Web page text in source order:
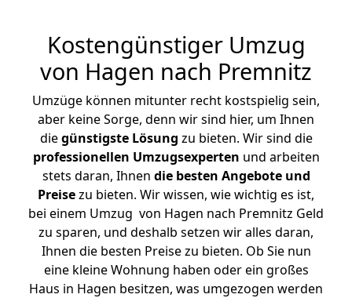
Kostengünstiger Umzug
von Hagen nach Premnitz
Umzüge können mitunter recht kostspielig sein,
aber keine Sorge, denn wir sind hier, um Ihnen
diegünstigste Lösung zu bieten. Wir sind die
professionellen Umzugsexperten und arbeiten
stets daran, Ihnen die besten Angebote und
Preisezu bieten. Wir wissen, wie wichtig es ist,
bei einem Umzug von Hagen nach Premnitz Geld
zu sparen, und deshalb setzen wir alles daran,
Ihnen die besten Preise zu bieten. Ob Sie nun
eine kleine Wohnung haben oder ein großes
Haus in Hagen besitzen, was umgezogen werden